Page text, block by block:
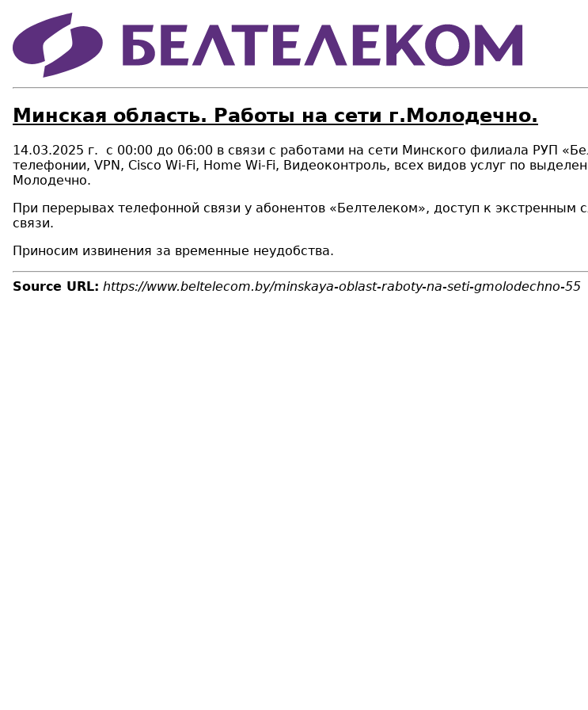
Минская область. Работы на сети г.Молодечно.
14.03.2025 г. c 00:00 до 06:00 в связи с работами на сети Минского филиала РУП
телефонии, VPN, Cisco Wi-Fi, Home Wi-Fi, Видеоконтроль, всех видов услуг по
Молодечно.
При перерывах телефонной связи у абонентов «Белтелеком», доступ к
связи.
Приносим извинения за временные неудобства.
Source URL: https://www.beltelecom.by/minskaya-oblast-raboty-na-seti-gmolodechno-55